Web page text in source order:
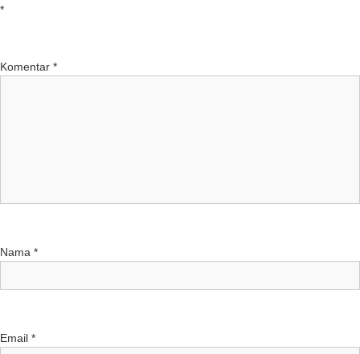
*
Komentar *
Nama *
Email *